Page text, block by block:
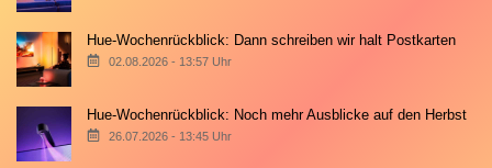
Hue-Wochenrückblick: Dann schreiben wir halt Postkarten
02.08.2026 - 13:57 Uhr
Hue-Wochenrückblick: Noch mehr Ausblicke auf den Herbst
26.07.2026 - 13:45 Uhr